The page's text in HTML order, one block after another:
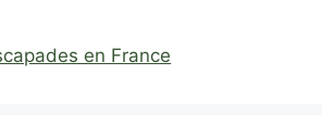
en France